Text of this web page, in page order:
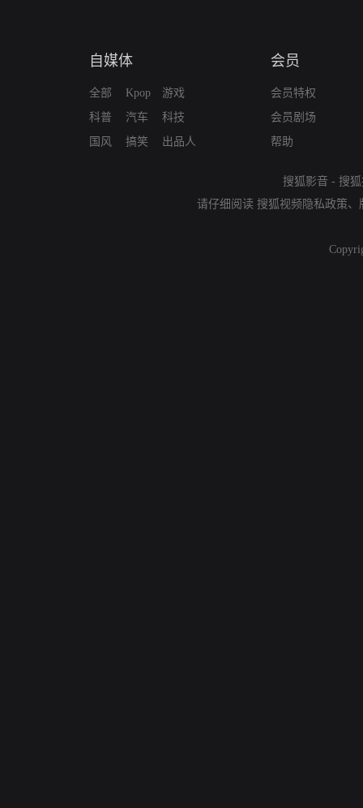
自媒体
全部
科普
国风
Kpop
汽车
搞笑
游戏
科技
出品人
会员
会员特权
会员剧场
帮助
搜狐影音 - 搜
请仔细阅读 搜狐视频隐私政策、